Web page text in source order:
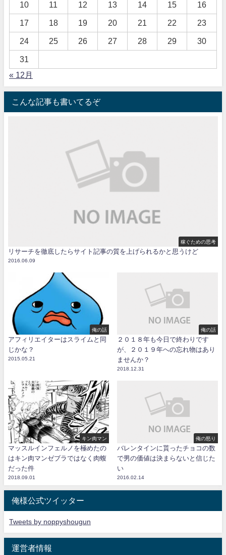
10 11 12 13 14 15 16
17 18 19 20 21 22 23
24 25 26 27 28 29 30
31
« 12月
こんな記事も書いてるぞ
稼ぐための思考
リサーチを徹底したらサイト記事の質を上げられるかと思うけど
2016.06.09
俺の話
アフィリエイターはスライムと同
じかな？
2015.05.21
俺の話
２０１８年も今日で終わりです
が、２０１９年への忘れ物はあり
ませんか？
2018.12.31
キン肉マン
マッスルインフェルノを極めたの
はキン肉マンゼブラではなく肉蝮
だった件
2018.09.01
俺の怒り
バレンタインに貰ったチョコの数
で男の価値は決まらないと信じた
い
2016.02.14
俺様公式ツイッター
Tweets by noppyshougun
運営者情報